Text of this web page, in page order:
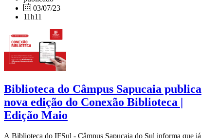
03/07/23
11h11
Biblioteca do Câmpus Sapucaia publica
nova edição do Conexão Biblioteca |
Edição Maio
A Biblioteca do IFSul - Câmpus Sapucaia do Sul informa que já